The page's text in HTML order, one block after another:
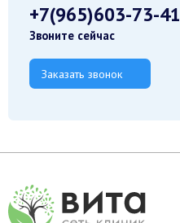
+7(965)603-73-41
Звоните сейчас
Заказать звонок